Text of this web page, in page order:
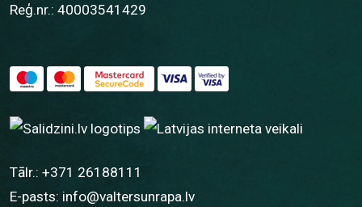
Reģ.nr.: 40003541429
Tālr.: +371 26188111
E-pasts: info@valtersunrapa.lv